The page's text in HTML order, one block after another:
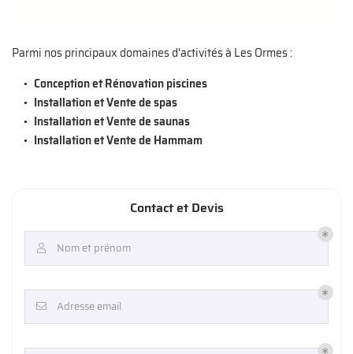
Parmi nos principaux domaines d'activités à Les Ormes :
Conception et Rénovation piscines
Installation et Vente de spas
Installation et Vente de saunas
Installation et Vente de Hammam
Contact et Devis
 Nom et prénom
 Adresse email